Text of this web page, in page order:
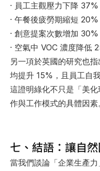
· 員工主觀壓力下降 37%
· 午餐後疲勞期縮短 20%
· 創意提案次數增加 30%
· 空氣中 VOC 濃度降低
另一項於英國的研究也
均提升 15%，且員工自
這證明綠化不只是「美
作與工作模式的具體因素
七、結語：讓自
當我們談論「企業生產